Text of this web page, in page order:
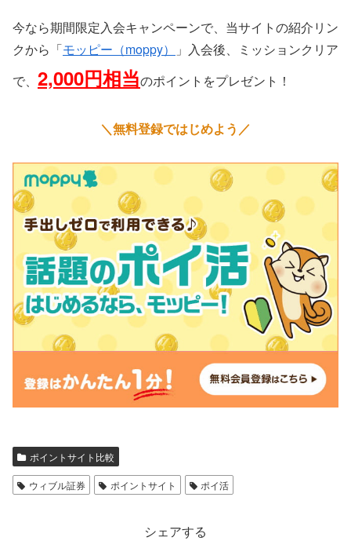
今なら期間限定入会キャンペーンで、当サイトの紹介リン
クから「モッピー（moppy）
」入会後、ミッションクリア
で、 2,000円相当のポイントをプレゼント！
＼無料登録ではじめよう／
ポイントサイト比較
ウィブル証券 ポイントサイト ポイ活
シェアする